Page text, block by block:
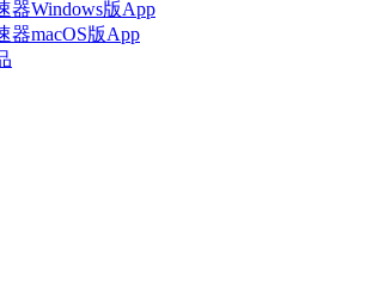
器Windows版App
器macOS版App